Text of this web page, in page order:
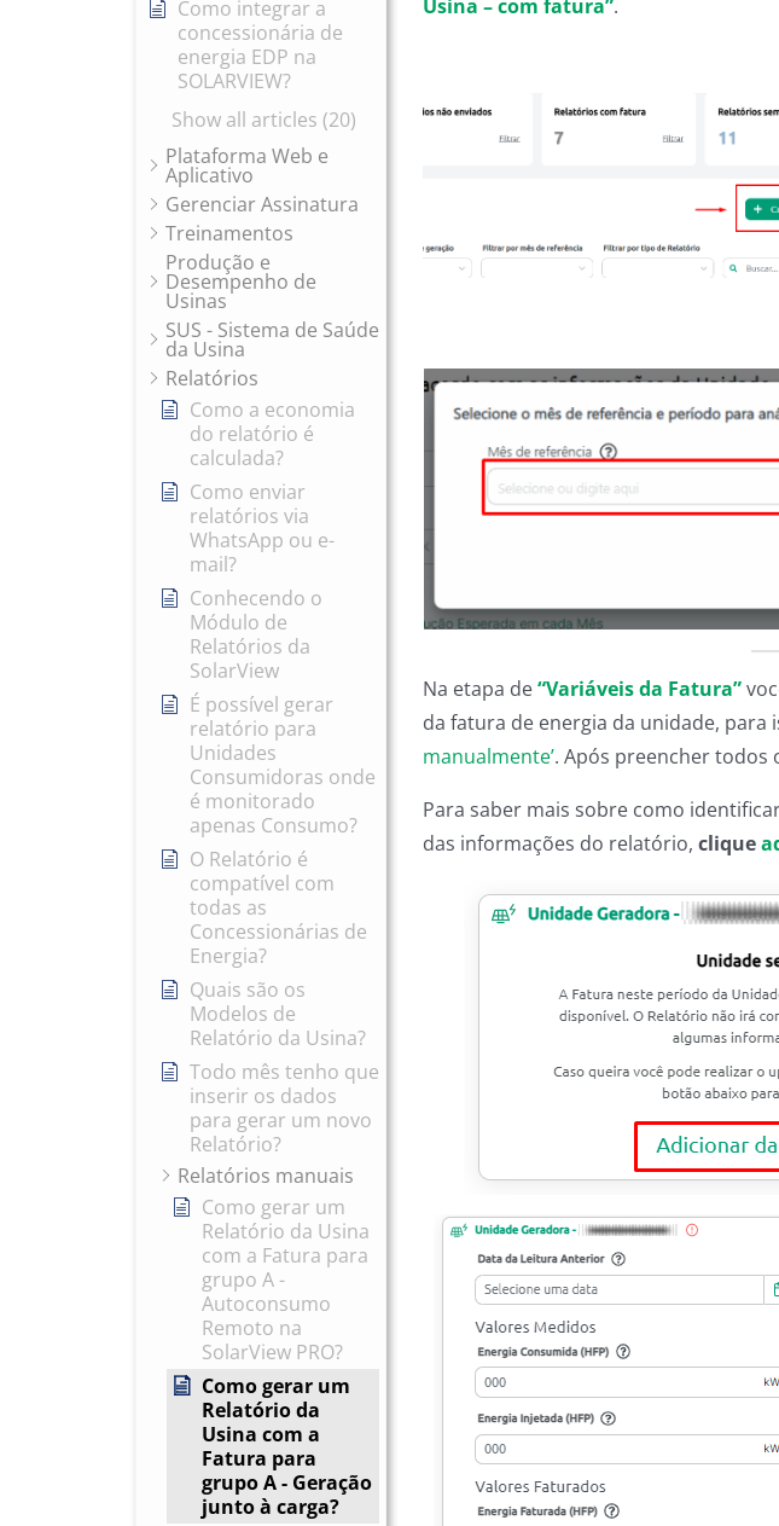
Como integrar a
concessionária de
energia EDP na
SOLARVIEW?
Show all articles (20)
Plataforma Web e
Aplicativo
Gerenciar Assinatura
Treinamentos
Produção e
Desempenho de
Usinas
SUS - Sistema de Saúde
da Usina
Relatórios
Como a economia
do relatório é
calculada?
Como enviar
relatórios via
WhatsApp ou e-
mail?
Conhecendo o
Módulo de
Relatórios da
SolarView
É possível gerar
relatório para
Unidades
Consumidoras onde
é monitorado
apenas Consumo?
O Relatório é
compatível com
todas as
Concessionárias de
Energia?
Quais são os
Modelos de
Relatório da Usina?
Todo mês tenho que
inserir os dados
para gerar um novo
Relatório?
Relatórios manuais
Como gerar um
Relatório da Usina
com a Fatura para
grupo A -
Autoconsumo
Remoto na
SolarView PRO?
Como gerar um
Relatório da
Usina com a
Fatura para
grupo A - Geração
junto à carga?
Usina – com fatura”.
Na etapa de“Variáveis da Fatura”
da fatura de energia da unidade, para
manualmente’. Após preencher todos
Para saber mais sobre como
das informações do relatório, clique